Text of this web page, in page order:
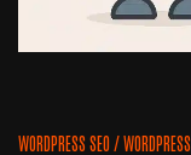
WORDPRESS SEO /WORDPRESS